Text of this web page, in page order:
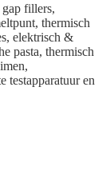
fillers,
thermisch
elektrisch &
pasta, thermisch
testapparatuur en